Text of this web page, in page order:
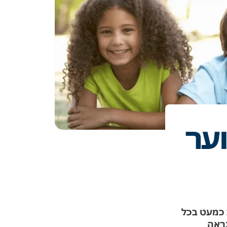
כמעט בכל